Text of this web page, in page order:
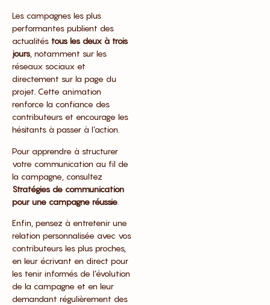
Les campagnes les plus
performantes publient des
actualités tous les deux à trois
jours , notamment sur les
réseaux sociaux et
directement sur la page du
projet. Cette animation
renforce la confiance des
contributeurs et encourage les
hésitants à passer à l’action.
Pour apprendre à structurer
votre communication au fil de
la campagne, consultez
Stratégies de communication
pour une campagne réussie
Enfin, pensez à entretenir une
relation personnalisée avec vos
contributeurs les plus proches,
en leur écrivant en direct pour
les tenir informés de l’évolution
de la campagne et en leur
demandant régulièrement des